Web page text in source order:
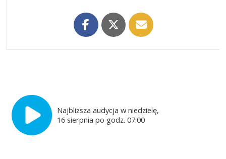
Najbliższa audycja w niedzielę,
16 sierpnia po godz. 07:00